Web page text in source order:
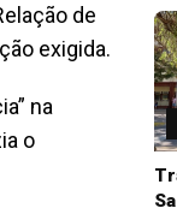
de
exigida.
na
o